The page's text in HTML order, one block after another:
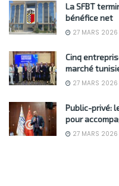
La SFBT
bénéfice net
27 MARS 2026
Cinq
marché
27 MARS 2026
Public-privé:
pour
27 MARS 2026